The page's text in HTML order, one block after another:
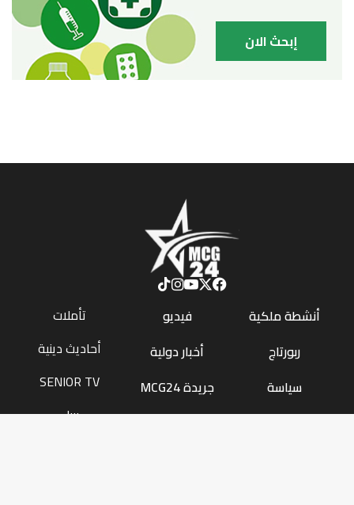
أنشطة ملكية
ربورتاج
سياسة
فيديو
أخبار دولية
جريدة MCG24
تأملات
أحاديث دينية
SENIOR TV
بيبل